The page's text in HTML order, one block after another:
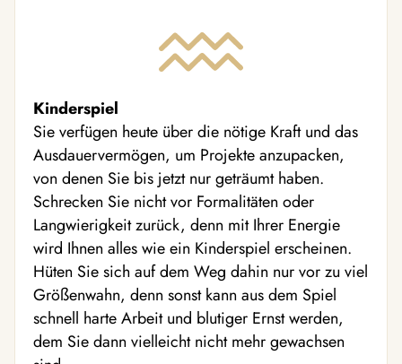
Kinderspiel
Sie verfügen heute über die nötige Kraft und das
Ausdauervermögen, um Projekte anzupacken,
von denen Sie bis jetzt nur geträumt haben.
Schrecken Sie nicht vor Formalitäten oder
Langwierigkeit zurück, denn mit Ihrer Energie
wird Ihnen alles wie ein Kinderspiel erscheinen.
Hüten Sie sich auf dem Weg dahin nur vor zu viel
Größenwahn, denn sonst kann aus dem Spiel
schnell harte Arbeit und blutiger Ernst werden,
dem Sie dann vielleicht nicht mehr gewachsen